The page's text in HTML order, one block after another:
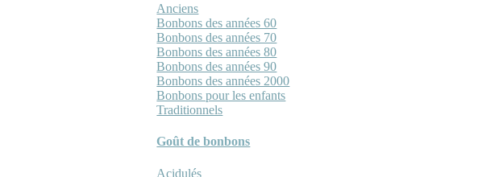
Anciens
Bonbons des années 60
Bonbons des années 70
Bonbons des années 80
Bonbons des années 90
Bonbons des années 2000
Bonbons pour les enfants
Traditionnels
Goût de bonbons
Acidulés